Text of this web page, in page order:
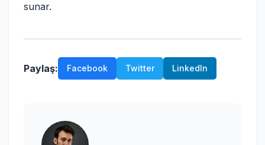
sunar.
Paylaş: Facebook Twitter LinkedIn